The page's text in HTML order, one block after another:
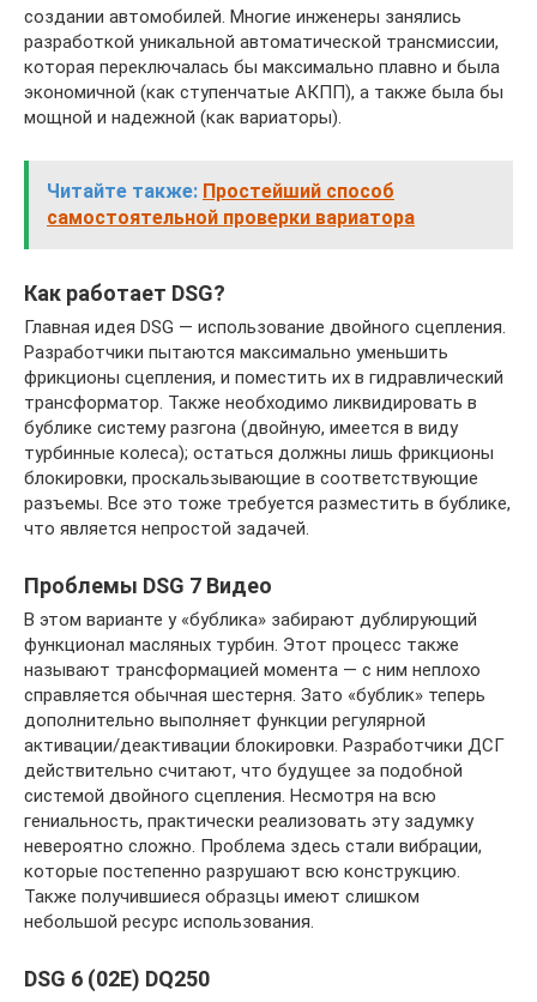
создании автомобилей. Многие инженеры занялись
разработкой уникальной автоматической трансмиссии,
которая переключалась бы максимально плавно и была
экономичной (как ступенчатые АКПП), а также была бы
мощной и надежной (как вариаторы).
Читайте также: Простейший способ
самостоятельной проверки вариатора
Как работает DSG?
Главная идея DSG — использование двойного сцепления.
Разработчики пытаются максимально уменьшить
фрикционы сцепления, и поместить их в гидравлический
трансформатор. Также необходимо ликвидировать в
бублике систему разгона (двойную, имеется в виду
турбинные колеса); остаться должны лишь фрикционы
блокировки, проскальзывающие в соответствующие
разъемы. Все это тоже требуется разместить в бублике,
что является непростой задачей.
Проблемы DSG 7 Видео
В этом варианте у «бублика» забирают дублирующий
функционал масляных турбин. Этот процесс также
называют трансформацией момента — с ним неплохо
справляется обычная шестерня. Зато «бублик» теперь
дополнительно выполняет функции регулярной
активации/деактивации блокировки. Разработчики ДСГ
действительно считают, что будущее за подобной
системой двойного сцепления. Несмотря на всю
гениальность, практически реализовать эту задумку
невероятно сложно. Проблема здесь стали вибрации,
которые постепенно разрушают всю конструкцию.
Также получившиеся образцы имеют слишком
небольшой ресурс использования.
DSG 6 (02E) DQ250